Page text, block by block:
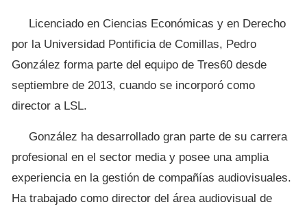
Licenciado en Ciencias Económicas y en Derecho
por la Universidad Pontificia de Comillas, Pedro
González forma parte del equipo de Tres60 desde
septiembre de 2013, cuando se incorporó como
director a LSL.
González ha desarrollado gran parte de su carrera
profesional en el sector media y posee una amplia
experiencia en la gestión de compañías audiovisuales.
Ha trabajado como director del área audiovisual de